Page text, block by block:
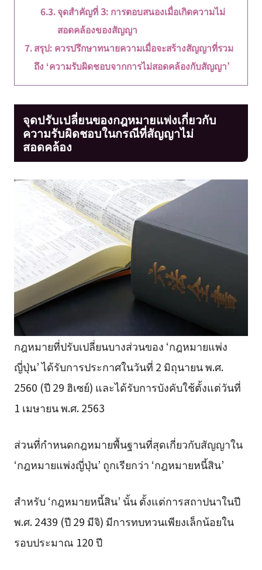
จุดสำคัญที่ 3: การตอบสนองเมื่อเกิดความไม่
สอดคล้องของสัญญา
สรุป: ควรปรึกษาทนายความเมื่อจะสร้างสัญญาที่รวม
ถึง ‘ความรับผิดชอบจากการไม่สอดคล้องกับสัญญา’
จุดปรับเปลี่ยนของกฎหมายแพ่งเกี่ยวกับ
ความรับผิดชอบในกรณีที่สัญญาไม่
สอดคล้อง
กฎหมายที่ปรับเปลี่ยนบางส่วนของ ‘กฎหมายแพ่ง
ญี่ปุ่น’ ได้รับการประกาศในวันที่ 2 มิถุนายน พ.ศ.
2560 (ปี 29 ฮิเซย์) และได้รับการบังคับใช้ตั้งแต่วันที่
1 เมษายน พ.ศ. 2563
ส่วนที่กำหนดกฎหมายพื้นฐานที่สุดเกี่ยวกับสัญญาใน
‘กฎหมายแพ่งญี่ปุ่น’ ถูกเรียกว่า ‘กฎหมายหนี้สิน’
สำหรับ ‘กฎหมายหนี้สิน’ นั้น ตั้งแต่การสถาปนาในปี
พ.ศ. 2439 (ปี 29 มีจิ) มีการทบทวนเพียงเล็กน้อยใน
รอบประมาณ 120 ปี